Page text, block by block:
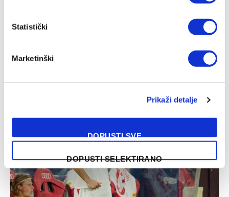
Statistički
Marketinški
Prikaži detalje
DOPUSTI SVE
DOPUSTI SELEKTIRANO